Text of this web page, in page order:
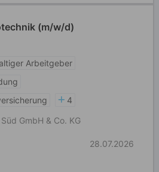
(m/w/d)
Arbeitgeber
4
GmbH & Co. KG
28.07.2026